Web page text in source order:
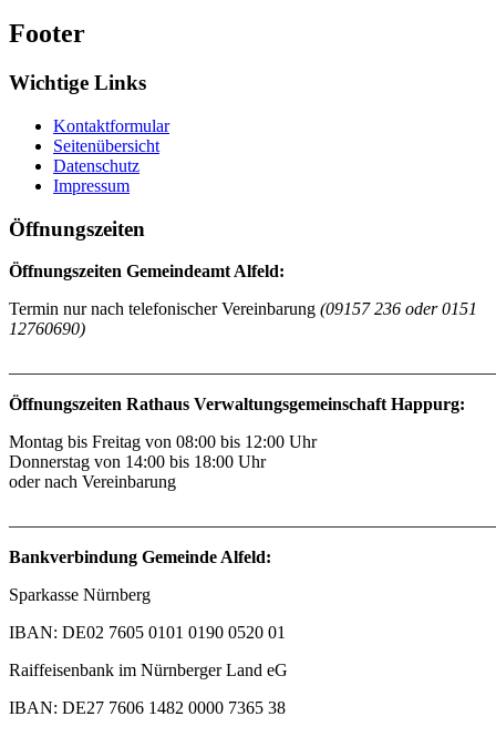
Footer
Wichtige Links
Kontaktformular
Seitenübersicht
Datenschutz
Impressum
Öffnungszeiten
Öffnungszeiten Gemeindeamt Alfeld:
Termin nur nach telefonischer Vereinbarung (09157 236 oder 0151
12760690)
Öffnungszeiten Rathaus Verwaltungsgemeinschaft Happurg:
Montag bis Freitag von 08:00 bis 12:00 Uhr
Donnerstag von 14:00 bis 18:00 Uhr
oder nach Vereinbarung
Bankverbindung Gemeinde Alfeld:
Sparkasse Nürnberg
IBAN: DE02 7605 0101 0190 0520 01
Raiffeisenbank im Nürnberger Land eG
IBAN: DE27 7606 1482 0000 7365 38